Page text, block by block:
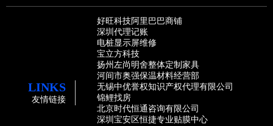
LINKS
友情链接
好旺科技阿里巴巴商铺
深圳代理记账
电桩显示屏维修
宝立方科技
扬州左尚明舍整体定制家具
河间市奥强保温材料经营部
无锡中优誉权知识产权代理有限公司
锦鲤找房
北京时代恒通咨询有限公司
深圳宝安区恒捷专业贴膜中心